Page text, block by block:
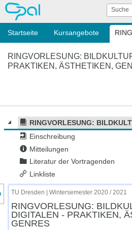
OPAL Suche
Startseite Kursangebote
RINGVORLESUNG:
PRAKTIKEN, ÄSTHETIKEN,
RINGVORLESUNG:
Einschreibung
Mitteilungen
Literatur der Vortragenden
Linkliste
des Kursmenüs
TU Dresden | Wintersemester 2020 / 2021
RINGVORLESUNG:
DIGITALEN - PRAKTIKEN,
GENRES